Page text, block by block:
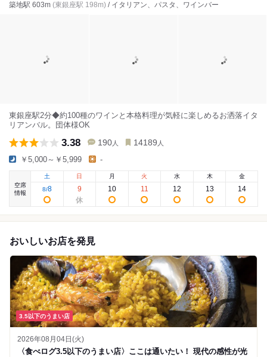
築地駅 603m (東銀座駅 198m) / イタリアン、パスタ、ワインバー
東銀座駅2分◆約100種のワインと本格料理が気軽に楽しめるお洒落イタ
リアンバル。団体様OK
3.38 190 人 14189 人
￥5,000～￥5,999 -
空席
情報
土
8/8
日
9
月
10
火
11
水
12
木
13
金
14
おいしいお店を発見
3.5以下のうまい店
2026年08月04日(火)
〈食べログ3.5以下のうまい店〉ここは通いたい！ 現代の感性が光